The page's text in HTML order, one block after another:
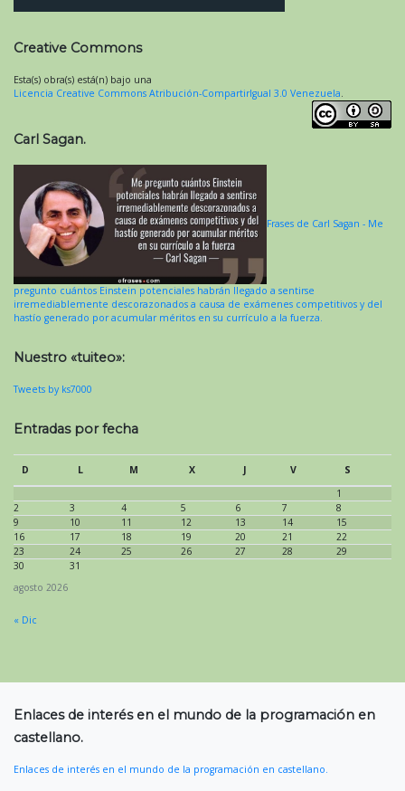
Creative Commons
Esta(s) obra(s) está(n) bajo una
Licencia Creative Commons Atribución-CompartirIgual 3.0 Venezuela.
Carl Sagan.
Frases de Carl Sagan - Me
pregunto cuántos Einstein potenciales habrán llegado a sentirse
irremediablemente descorazonados a causa de exámenes competitivos y del
hastío generado por acumular méritos en su currículo a la fuerza.
Nuestro «tuiteo»:
Tweets by ks7000
Entradas por fecha
agosto 2026
D L M X J V
S
1
2
3 4 5 6 7
8
9
10 11 12 13 14
15
16
17 18 19 20 21
22
23
24 25 26 27 28
29
30
31
« Dic
Enlaces de interés en el mundo de la programación en
castellano.
Enlaces de interés en el mundo de la programación en castellano.